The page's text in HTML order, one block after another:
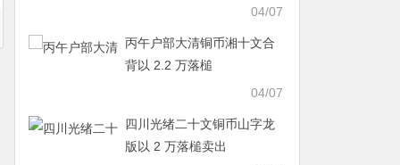
04/07
丙午户部大清铜币湘十文合
背以 2.2 万落槌
04/07
四川光绪二十文铜币山字龙
版以 2 万落槌卖出